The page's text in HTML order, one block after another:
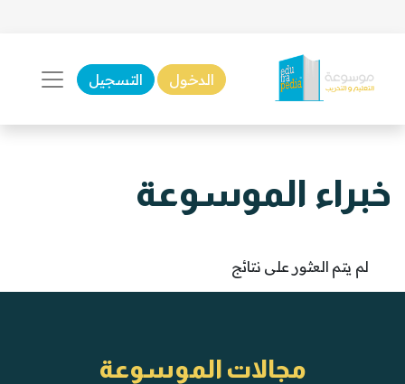
الدخول التسجيل
خبراء الموسوعة
لم يتم العثور على نتائج
مجالات الموسوعة